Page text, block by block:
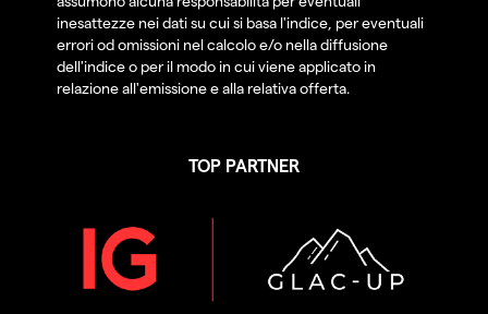
inesattezze nei dati su cui si basa l'indice, per eventuali
errori od omissioni nel calcolo e/o nella diffusione
dell'indice o per il modo in cui viene applicato in
relazione all'emissione e alla relativa offerta.
TOP PARTNER